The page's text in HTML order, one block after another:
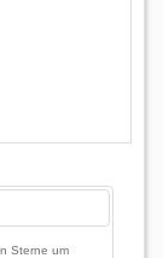
Sterne um